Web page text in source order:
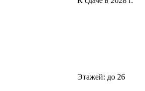
Этажей: до 26